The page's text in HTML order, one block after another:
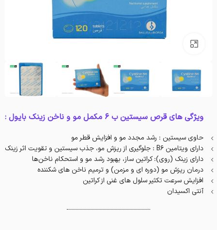
ویژگی های قرص سیستین ب ۶ مکمل مو و ناخن زینک بایول :
حاوی سیستین : رشد مجدد مو و افزایش قطر مو
دارای ویتامین B6 : جلوگیری از ریزش مو، جذب سیستین و تقویت اثر زینک
دارای زینک (روی): کراتین ساز، بهبود رشد مو و استحکام ناخن‌ها
درمان ریزش مو (دوره ای و مزمن) و ترمیم ناخن های شکننده
افزایش سرعت تکثیر سلول های غنی از کراتین
آنتی اکسیدان